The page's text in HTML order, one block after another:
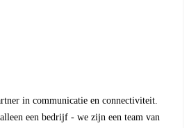
in communicatie en connectiviteit.
een bedrijf - we zijn een team van